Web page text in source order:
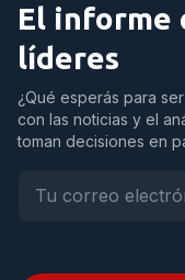
El informe
líderes
¿Qué esperás para
con las noticias y el
toman decisiones en